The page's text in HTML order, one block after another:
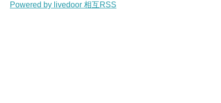
Powered by livedoor 相互RSS